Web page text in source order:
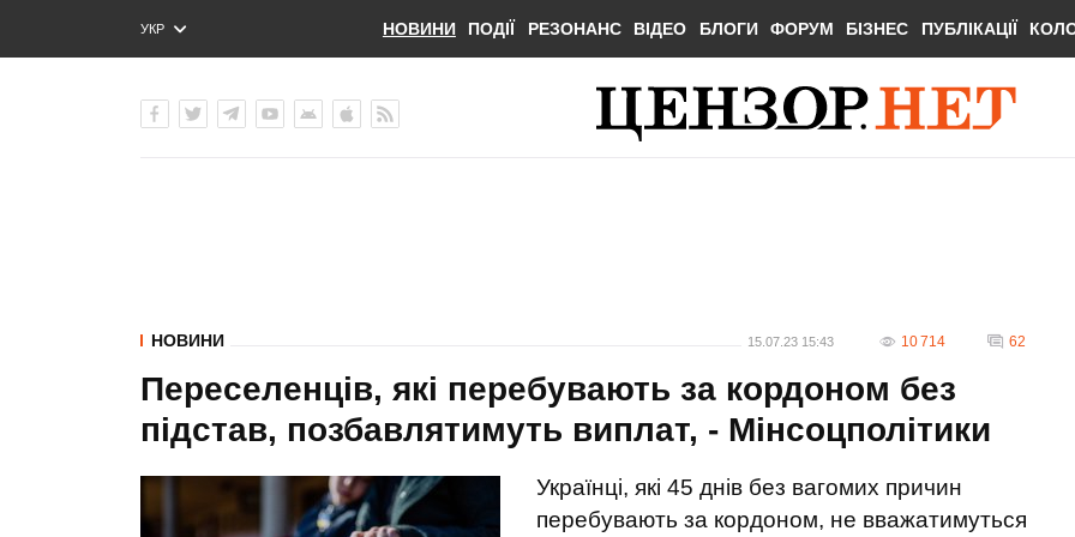
УКР
ENG
НОВИНИ ПОДІЇ РЕЗОНАНС ВІДЕО БЛОГИ ФОРУМ БІЗНЕС ПУБЛІКАЦІЇ
НОВИНИ 15.07.23 15:43 10 714 62
Переселенців, які перебувають за кордоном без
підстав, позбавлятимуть виплат, - Мінсоцполітики
Українці, які 45 днів без вагомих причин
перебувають за кордоном, не вважатимуться